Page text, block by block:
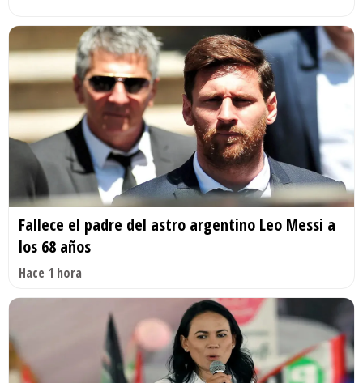
Fallece el padre del astro argentino Leo Messi a
los 68 años
Hace 1 hora